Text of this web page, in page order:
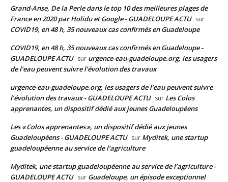
Grand-Anse, De la Perle dans le top 10 des meilleures plages de
France en 2020 par Holidu et Google - GUADELOUPE ACTU sur
COVID19, en 48 h, 35 nouveaux cas confirmés en Guadeloupe
COVID19, en 48 h, 35 nouveaux cas confirmés en Guadeloupe -
GUADELOUPE ACTU sur urgence-eau-guadeloupe.org, les usagers
de l’eau peuvent suivre l’évolution des travaux
urgence-eau-guadeloupe.org, les usagers de l’eau peuvent suivre
l’évolution des travaux - GUADELOUPE ACTU sur Les Colos
apprenantes, un dispositif dédié aux jeunes Guadeloupéens
Les « Colos apprenantes », un dispositif dédié aux jeunes
Guadeloupéens - GUADELOUPE ACTU sur Myditek, une startup
guadeloupéenne au service de l’agriculture
Myditek, une startup guadeloupéenne au service de l’agriculture -
GUADELOUPE ACTU sur Guadeloupe, un épisode exceptionnel